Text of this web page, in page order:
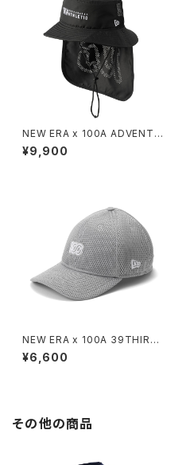
NEW ERA x 100A ADVENTU
RE LIGHT
¥9,900
NEW ERA x 100A 39THIRT
Y
¥6,600
その他の商品